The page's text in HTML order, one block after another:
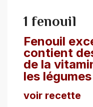
1 fenouil
Fenouil
contient
de la
les
voir recette